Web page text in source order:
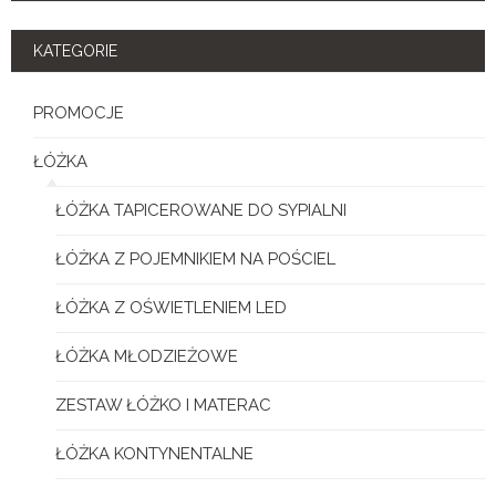
KATEGORIE
PROMOCJE
ŁÓŻKA
ŁÓŻKA TAPICEROWANE DO SYPIALNI
ŁÓŻKA Z POJEMNIKIEM NA POŚCIEL
ŁÓŻKA Z OŚWIETLENIEM LED
ŁÓŻKA MŁODZIEŻOWE
ZESTAW ŁÓŻKO I MATERAC
ŁÓŻKA KONTYNENTALNE